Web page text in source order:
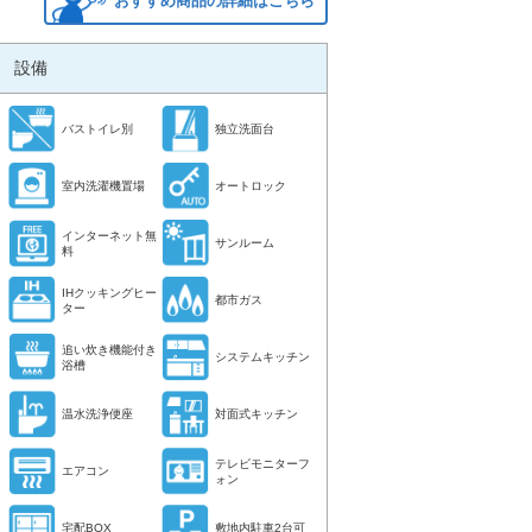
設備
バストイレ別 独立洗面台
室内洗濯機置場 オートロック
インターネット無
料
サンルーム
IHクッキングヒー
ター
都市ガス
追い炊き機能付き
浴槽
システムキッチン
温水洗浄便座 対面式キッチン
エアコン
テレビモニターフ
ォン
宅配BOX 敷地内駐車2台可